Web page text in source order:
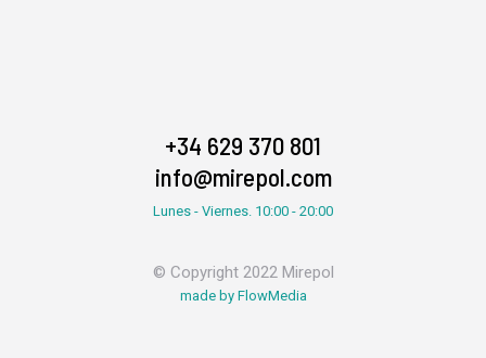
+34 629 370 801
info@mirepol.com
Lunes - Viernes. 10:00 - 20:00
© Copyright 2022 Mirepol
made by FlowMedia